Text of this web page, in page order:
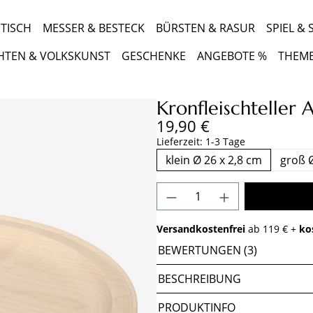
MESSER & BESTECK BÜRSTEN & RASUR
SPIEL &
& VOLKSKUNST
GESCHENKE ANGEBOTE %
Kronfleischteller
Regulärer Preis:
19,90 €
Lieferzeit: 1-3 Tage
klein Ø 26 x 2,8 cm groß
Produkt Anzahl:
Versandkostenfrei ab 119 € +
BEWERTUNGEN (3)
BESCHREIBUNG
PRODUKTINFO